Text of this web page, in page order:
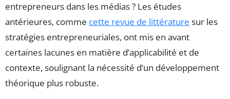
entrepreneurs dans les médias ? Les études
antérieures, comme cette revue de littérature sur les
stratégies entrepreneuriales, ont mis en avant
certaines lacunes en matière d’applicabilité et de
contexte, soulignant la nécessité d’un développement
théorique plus robuste.